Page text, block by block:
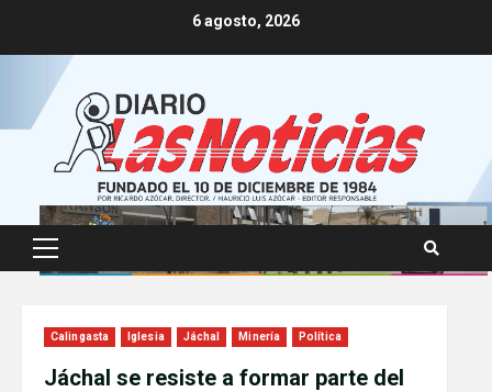
6 agosto, 2026
Primary
Menu
Calingasta Iglesia Jáchal Minería Política
Jáchal se resiste a formar parte del